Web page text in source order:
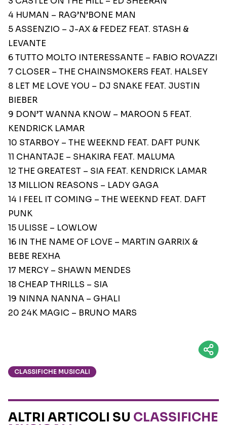
4 HUMAN – RAG’N’BONE MAN
5 ASSENZIO – J-AX & FEDEZ FEAT. STASH &
LEVANTE
6 TUTTO MOLTO INTERESSANTE – FABIO ROVAZZI
7 CLOSER – THE CHAINSMOKERS FEAT. HALSEY
8 LET ME LOVE YOU – DJ SNAKE FEAT. JUSTIN
BIEBER
9 DON’T WANNA KNOW – MAROON 5 FEAT.
KENDRICK LAMAR
10 STARBOY – THE WEEKND FEAT. DAFT PUNK
11 CHANTAJE – SHAKIRA FEAT. MALUMA
12 THE GREATEST – SIA FEAT. KENDRICK LAMAR
13 MILLION REASONS – LADY GAGA
14 I FEEL IT COMING – THE WEEKND FEAT. DAFT
PUNK
15 ULISSE – LOWLOW
16 IN THE NAME OF LOVE – MARTIN GARRIX &
BEBE REXHA
17 MERCY – SHAWN MENDES
18 CHEAP THRILLS – SIA
19 NINNA NANNA – GHALI
20 24K MAGIC – BRUNO MARS
CLASSIFICHE MUSICALI
ALTRI ARTICOLI SU CLASSIFICHE